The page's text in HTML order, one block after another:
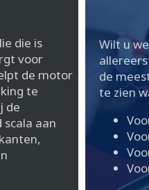
die is
voor
de motor
te
de
aan
Wilt u
de
te zien